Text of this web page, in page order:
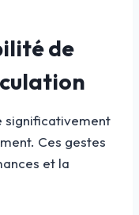
de
significativement
Ces gestes
et la